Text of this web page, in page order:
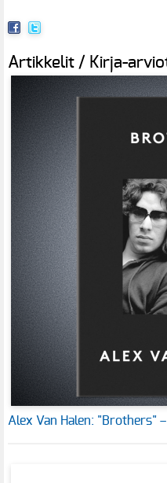
Artikkelit / Kirja-
Alex Van Halen: "Brothers"